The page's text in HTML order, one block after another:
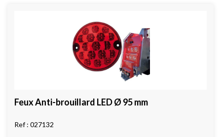
Feux Anti-brouillard LED Ø 95 mm
027132